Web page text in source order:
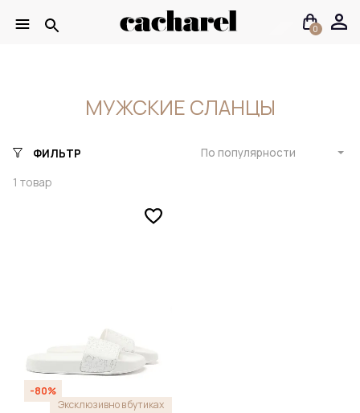
0
МУЖСКИЕ СЛАНЦЫ
ФИЛЬТР
1 товар
По популярности
-80%
Эксклюзивно в бутиках